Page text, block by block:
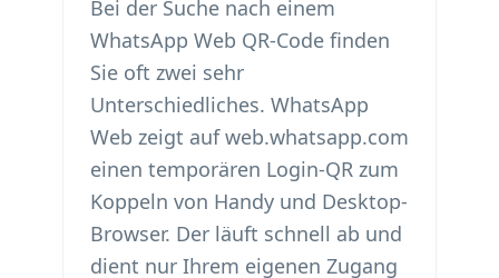
Bei der Suche nach einem
WhatsApp Web QR-Code finden
Sie oft zwei sehr
Unterschiedliches. WhatsApp
Web zeigt auf web.whatsapp.com
einen temporären Login-QR zum
Koppeln von Handy und Desktop-
Browser. Der läuft schnell ab und
dient nur Ihrem eigenen Zugang